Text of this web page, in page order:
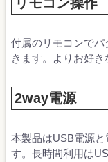
付属のリモコンで
きます。よりお好き
2way電源
本製品はUSB電源
す。長時間利用は